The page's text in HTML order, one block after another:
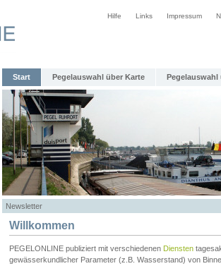
Hilfe Links Impressum
Start Pegelauswahl über Karte Pegelauswahl
Newsletter
Willkommen
PEGELONLINE publiziert mit verschiedenen Diensten
gewässerkundlicher Parameter (z.B. Wasserstand) von